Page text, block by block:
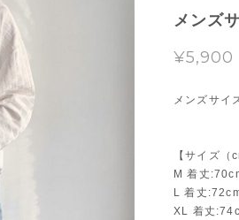
メンズ
¥5,900
メンズサイ
【サイズ（
M 着丈
L 着丈
XL 着丈